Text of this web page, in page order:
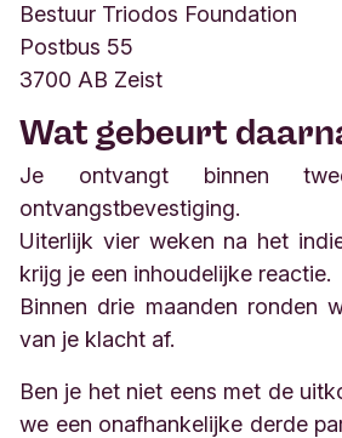
Bestuur Triodos Foundation
​​​​​​​Postbus 55
3700 AB Zeist
Wat gebeurt
Je ontvangt binnen
ontvangstbevestiging.
Uiterlijk vier weken na het
krijg je een inhoudelijke reactie.
Binnen drie maanden ronden
van je klacht af.
Ben je het niet eens met de
we een onafhankelijke derde